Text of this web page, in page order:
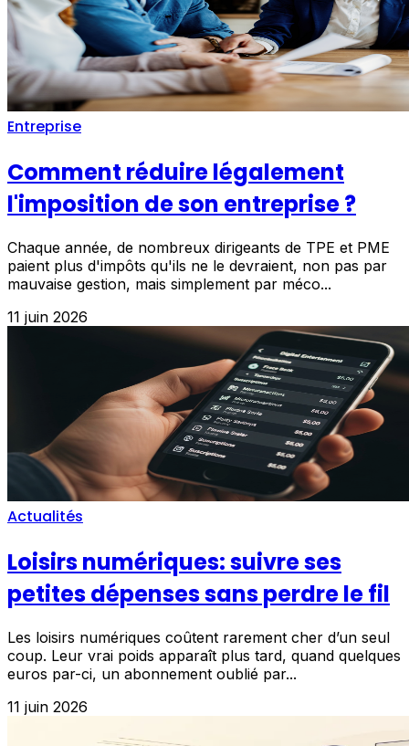
Entreprise
Comment réduire légalement
l'imposition de son entreprise ?
Chaque année, de nombreux dirigeants de TPE et PME
paient plus d'impôts qu'ils ne le devraient, non pas par
mauvaise gestion, mais simplement par méco...
11 juin 2026
Actualités
Loisirs numériques: suivre ses
petites dépenses sans perdre le fil
Les loisirs numériques coûtent rarement cher d’un seul
coup. Leur vrai poids apparaît plus tard, quand quelques
euros par-ci, un abonnement oublié par...
11 juin 2026